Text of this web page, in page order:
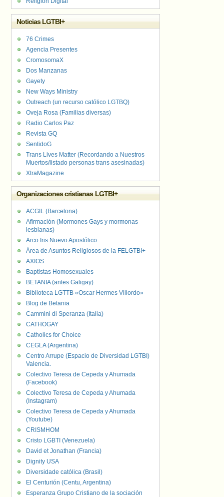
Noticias LGTBI+
76 Crimes
Agencia Presentes
CromosomaX
Dos Manzanas
Gayety
New Ways Ministry
Outreach (un recurso católico LGTBQ)
Oveja Rosa (Familias diversas)
Radio Carlos Paz
Revista GQ
SentidoG
Trans Lives Matter (Recordando a Nuestros
Muertos/listado personas trans asesinadas)
XtraMagazine
Organizaciones cristianas LGTBI+
ACGIL (Barcelona)
Afirmación (Mormones Gays y mormonas
lesbianas)
Arco Iris Nuevo Apostólico
Área de Asuntos Religiosos de la FELGTBI+
AXIOS
Baptistas Homosexuales
BETANIA (antes Galigay)
Biblioteca LGTTB «Oscar Hermes Villordo»
Blog de Betania
Cammini di Speranza (Italia)
CATHOGAY
Catholics for Choice
CEGLA (Argentina)
Centro Arrupe (Espacio de Diversidad LGTBI)
Valencia.
Colectivo Teresa de Cepeda y Ahumada
(Facebook)
Colectivo Teresa de Cepeda y Ahumada
(Instagram)
Colectivo Teresa de Cepeda y Ahumada
(Youtube)
CRISMHOM
Cristo LGBTI (Venezuela)
David et Jonathan (Francia)
Dignity USA
Diversidade católica (Brasil)
El Centurión (Centu, Argentina)
Esperanza Grupo Cristiano de la sociación